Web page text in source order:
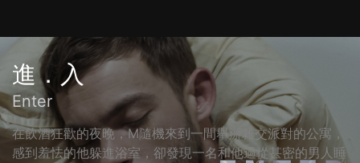
進．入
Enter
在飲酒狂歡的夜晚，M隨機來到一間舉辦雜交派對的公寓，
感到羞怯的他躲進浴室，卻發現一名和他過從甚密的男人睡